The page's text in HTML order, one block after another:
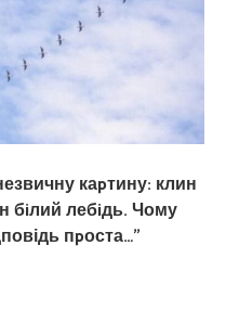
каpтину: клин
бiлий лебiдь. Чому
пpоста…”